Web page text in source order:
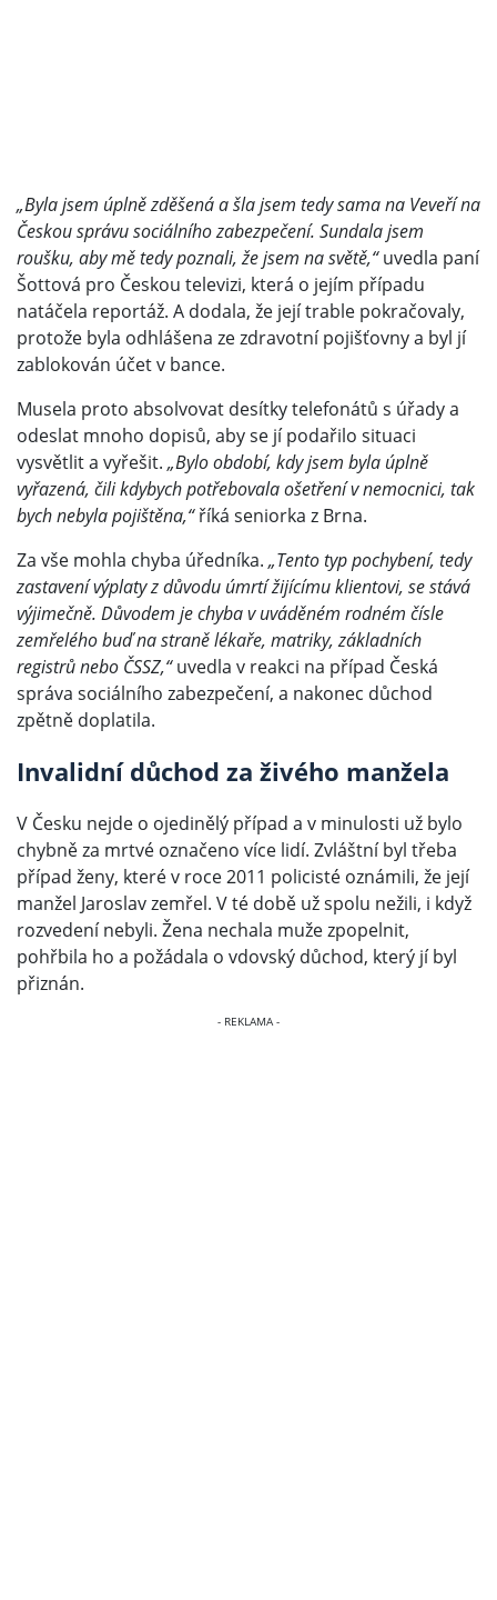
„Byla jsem úplně zděšená a šla jsem tedy sama na Veveří na
Českou správu sociálního zabezpečení. Sundala jsem
roušku, aby mě tedy poznali, že jsem na světě,“uvedla paní
Šottová pro Českou televizi, která o jejím případu
natáčela reportáž. A dodala, že její trable pokračovaly,
protože byla odhlášena ze zdravotní pojišťovny a byl jí
zablokován účet v bance.
Musela proto absolvovat desítky telefonátů s úřady a
odeslat mnoho dopisů, aby se jí podařilo situaci
vysvětlit a vyřešit.„Bylo období, kdy jsem byla úplně
vyřazená, čili kdybych potřebovala ošetření v nemocnici, tak
bych nebyla pojištěna,“říká seniorka z Brna.
Za vše mohla chyba úředníka.„Tento typ pochybení, tedy
zastavení výplaty z důvodu úmrtí žijícímu klientovi, se stává
výjimečně. Důvodem je chyba v uváděném rodném čísle
zemřelého buď na straně lékaře, matriky, základních
registrů nebo ČSSZ,“uvedla v reakci na případ Česká
správa sociálního zabezpečení, a nakonec důchod
zpětně doplatila.
Invalidní důchod za živého manžela
V Česku nejde o ojedinělý případ a v minulosti už bylo
chybně za mrtvé označeno více lidí. Zvláštní byl třeba
případ ženy, které v roce 2011 policisté oznámili, že její
manžel Jaroslav zemřel. V té době už spolu nežili, i když
rozvedení nebyli. Žena nechala muže zpopelnit,
pohřbila ho a požádala o vdovský důchod, který jí byl
přiznán.